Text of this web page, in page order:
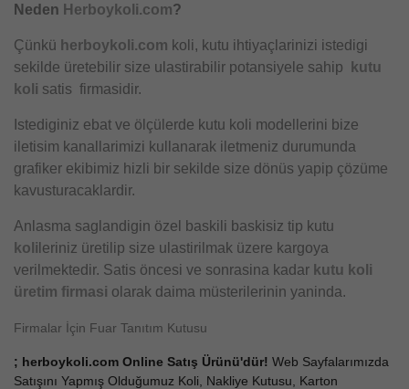
Neden Herboykoli.com?
Çünkü herboykoli.com koli, kutu ihtiyaçlarinizi istedigi
sekilde üretebilir size ulastirabilir potansiyele sahip
kutu
koli satis firmasidir.
Istediginiz ebat ve ölçülerde kutu koli modellerini bize
iletisim kanallarimizi kullanarak iletmeniz durumunda
grafiker ekibimiz hizli bir sekilde size dönüs yapip çözüme
kavusturacaklardir.
Anlasma saglandigin özel baskili baskisiz tip kutu
koli leriniz üretilip size ulastirilmak üzere kargoya
verilmektedir. Satis öncesi ve sonrasina kadar kutu koli
üretim firmasi olarak daima müsterilerinin yaninda.
Firmalar İçin Fuar Tanıtım Kutusu
; herboykoli.com Online Satış Ürünü'dür! Web Sayfalarımızda
Satışını Yapmış Olduğumuz Koli, Nakliye Kutusu, Karton